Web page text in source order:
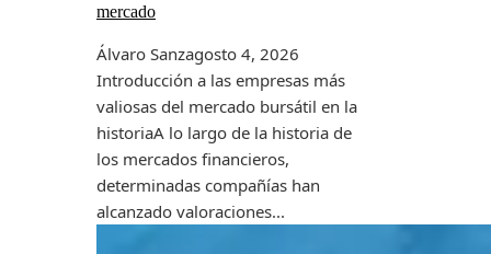
mercado
Álvaro Sanzagosto 4, 2026
Introducción a las empresas más
valiosas del mercado bursátil en la
historiaA lo largo de la historia de
los mercados financieros,
determinadas compañías han
alcanzado valoraciones...